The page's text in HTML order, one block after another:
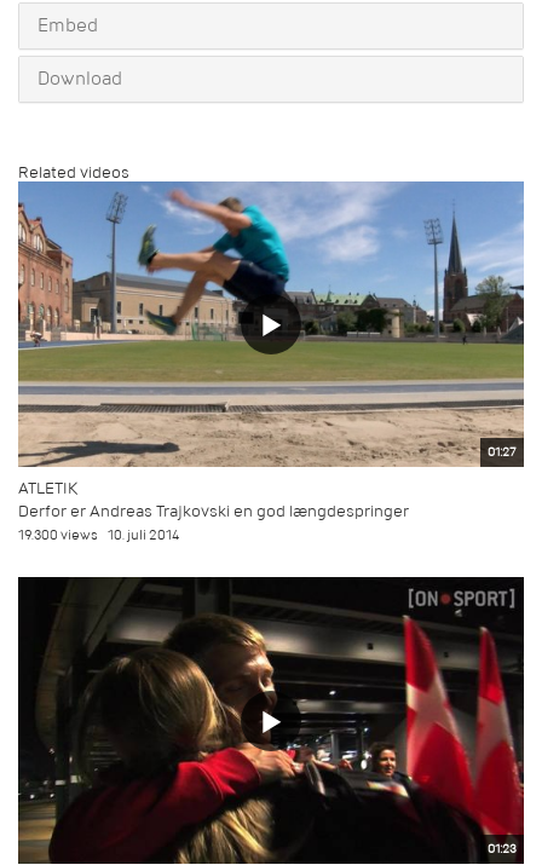
Embed
Download
Related videos
01:27
ATLETIK
Derfor er Andreas Trajkovski en god længdespringer
19.300 views 10. juli 2014
01:23